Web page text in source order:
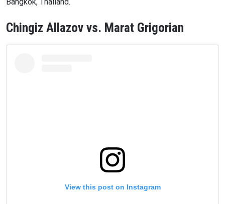
Chingiz Allazov vs. Marat Grigorian
View this post on Instagram